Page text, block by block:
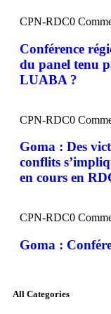
CPN-RDC0
Conférence
du panel tenu
LUABA ?
CPN-RDC0
Goma : Des
conflits
en cours en
CPN-RDC0
Goma :
All Categories